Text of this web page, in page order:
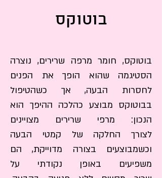
בוטוקס
בוטוקס
בוטוקס, חומר מרפה שרירים, נוצרה
הסטיגמה שהוא הופך את הפנים
לחסרות הבעה, אך כשהטיפול
בבוטוקס מבוצע כהלכה ההיפך הוא
הנכון: מרפי שרירים מצויינים
לצורך החלקה של קמטי הבעה
וכשמבוצעים בצורה מדוייקת, הם
משפיעים באופן נקודתי על